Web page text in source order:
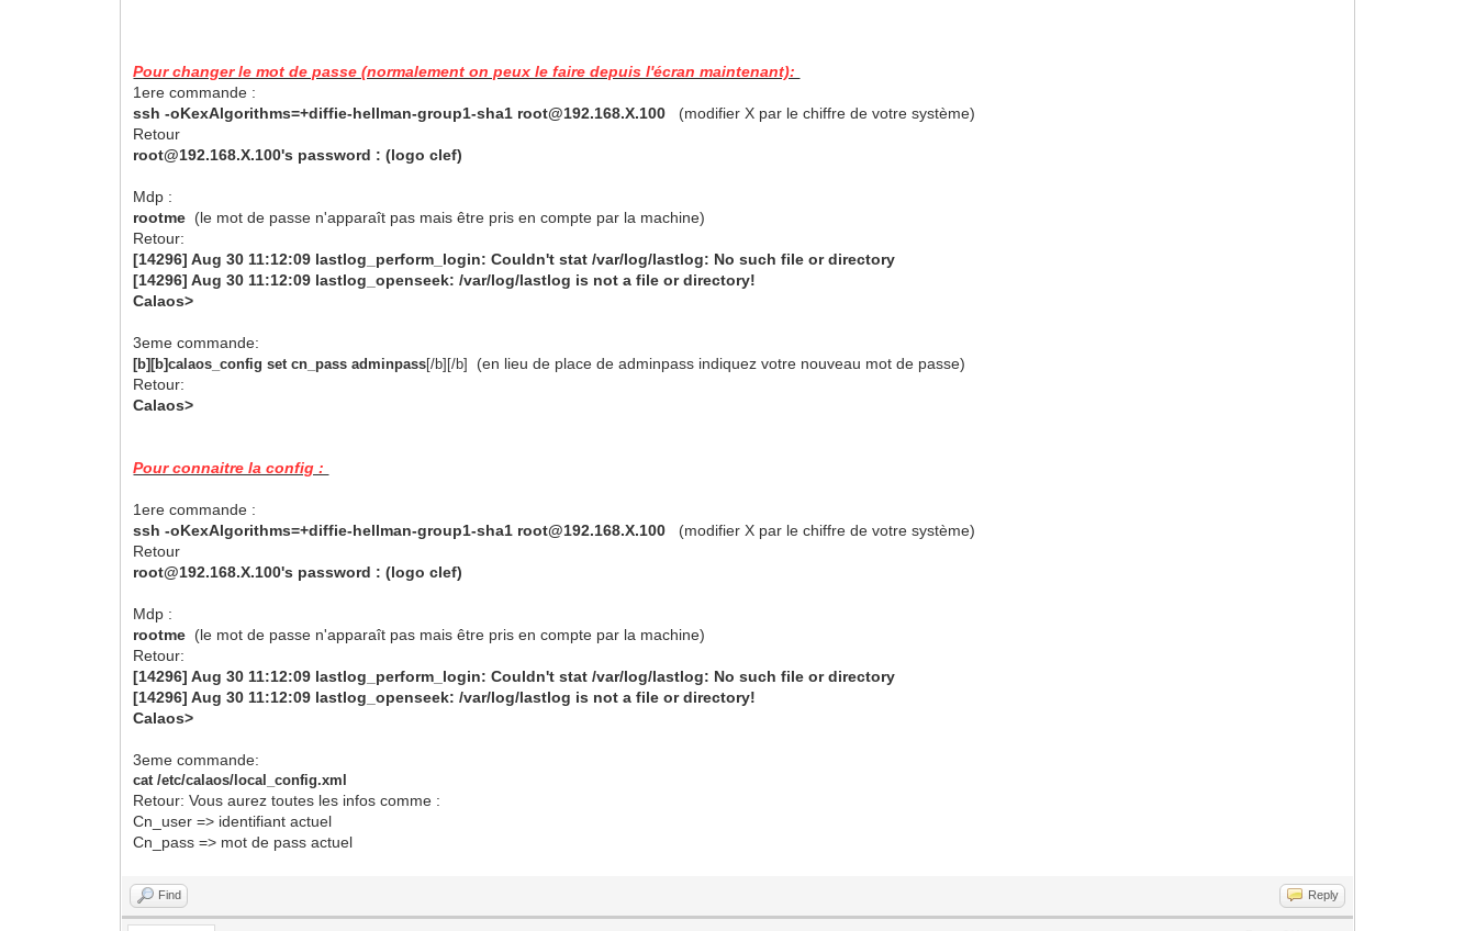
Pour changer le mot de passe (normalement on peux le faire depuis l'écran maintenant):
1ere commande :
ssh -oKexAlgorithms=+diffie-hellman-group1-sha1 root@192.168.X.100 (modifier X par le chiffre de votre système)
Retour
root@192.168.X.100's password : (logo clef)
Mdp :
rootme (le mot de passe n'apparaît pas mais être pris en compte par la machine)
Retour:
[14296] Aug 30 11:12:09 lastlog_perform_login: Couldn't stat /var/log/lastlog: No such file or directory
[14296] Aug 30 11:12:09 lastlog_openseek: /var/log/lastlog is not a file or directory!
Calaos>
3eme commande:
[b][b]calaos_config set cn_pass adminpass[/b][/b]
(en lieu de place de adminpass indiquez votre nouveau mot de passe)
Retour:
Calaos>
Pour connaitre la config :
1ere commande :
ssh -oKexAlgorithms=+diffie-hellman-group1-sha1 root@192.168.X.100 (modifier X par le chiffre de votre système)
Retour
root@192.168.X.100's password : (logo clef)
Mdp :
rootme (le mot de passe n'apparaît pas mais être pris en compte par la machine)
Retour:
[14296] Aug 30 11:12:09 lastlog_perform_login: Couldn't stat /var/log/lastlog: No such file or directory
[14296] Aug 30 11:12:09 lastlog_openseek: /var/log/lastlog is not a file or directory!
Calaos>
3eme commande:
cat /etc/calaos/local_config.xml
Retour: Vous aurez toutes les infos comme :
Cn_user => identifiant actuel
Cn_pass => mot de pass actuel
Find Reply